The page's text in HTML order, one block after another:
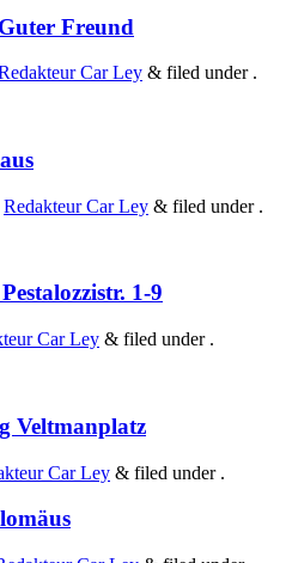
Freund
Car Ley & filed under .
Redakteur Car Ley & filed under .
1-9
Car Ley & filed under .
Veltmanplatz
Car Ley & filed under .